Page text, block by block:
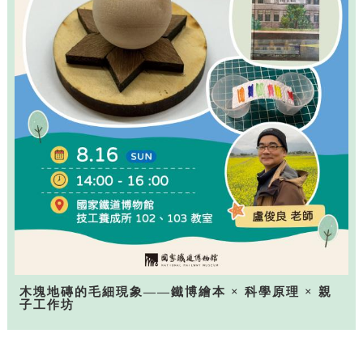
木塊地磚的毛細現象——鐵博繪本 × 科學原理 × 親
子工作坊